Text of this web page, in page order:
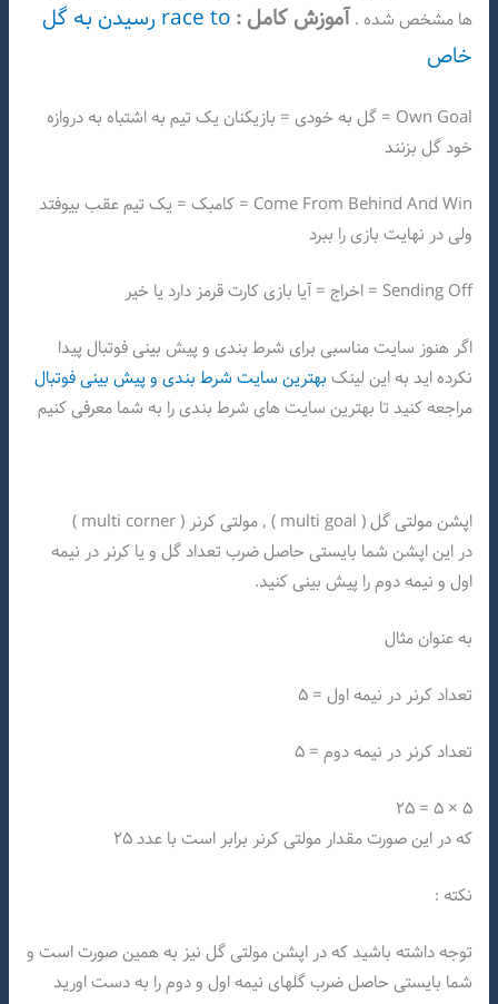
ها مشخص شده .آموزش کامل :
race to رسیدن به گل
خاص
Own Goal = گل به خودی = بازیکنان یک تیم به اشتباه به دروازه
خود گل بزنند
Come From Behind And Win = کامبک = یک تیم عقب بیوفتد
ولی در نهایت بازی را ببرد
Sending Off = اخراج = آیا بازی کارت قرمز دارد یا خیر
اگر هنوز سایت مناسبی برای شرط بندی و پیش بینی فوتبال پیدا
نکرده اید به این لینک بهترین سایت شرط بندی و پیش بینی فوتبال
مراجعه کنید تا بهترین سایت های شرط بندی را به شما معرفی کنیم
اپشن مولتی گل ( multi goal ) , مولتی کرنر ( multi corner )
در این اپشن شما بایستی حاصل ضرب تعداد گل و یا کرنر در نیمه
اول و نیمه دوم را پیش بینی کنید.
به عنوان مثال
تعداد کرنر در نیمه اول = ۵
تعداد کرنر در نیمه دوم = ۵
۵ × ۵ = ۲۵
که در این صورت مقدار مولتی کرنر برابر است با عدد ۲۵
نکته :
توجه داشته باشید که در اپشن مولتی گل نیز به همین صورت است و
شما بایستی حاصل ضرب گلهای نیمه اول و دوم را به دست اورید